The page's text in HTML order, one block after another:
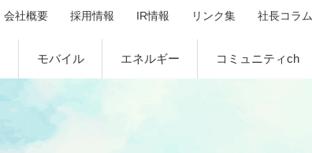
会社概要 採用情報 IR情報 リンク集 社長コラム
モバイル エネルギー コミュニティch